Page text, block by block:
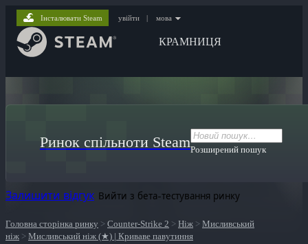
КРАМНИЦЯ
Інсталювати Steam увійти | мова
Ринок спільноти SteamРозширений пошук
Залишити відгук Вийти з бета-тестування ринку
Головна сторінка ринку > Counter-Strike 2 > Ніж > Мисливський
ніж > Мисливський ніж (★) | Криваве павутиння